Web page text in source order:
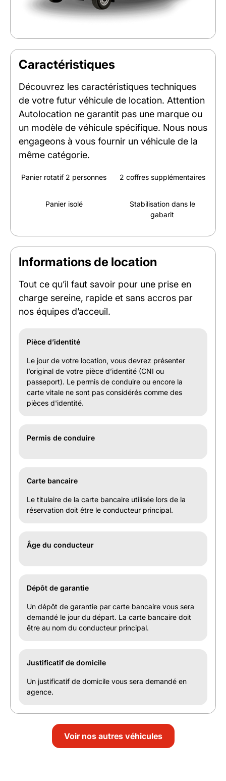
Caractéristiques
Découvrez les caractéristiques techniques
de votre futur véhicule de location. Attention
Autolocation ne garantit pas une marque ou
un modèle de véhicule spécifique. Nous nous
engageons à vous fournir un véhicule de la
même catégorie.
Panier rotatif 2 personnes 2 coffres supplémentaires
Panier isolé
Stabilisation dans le
gabarit
Informations de location
Tout ce qu’il faut savoir pour une prise en
charge sereine, rapide et sans accros par
nos équipes d’acceuil.
Pièce d’identité
Le jour de votre location, vous devrez présenter
l’original de votre pièce d’identité (CNI ou
passeport). Le permis de conduire ou encore la
carte vitale ne sont pas considérés comme des
pièces d'identité.
Permis de conduire
Carte bancaire
Le titulaire de la carte bancaire utilisée lors de la
réservation doit être le conducteur principal.
Âge du conducteur
Dépôt de garantie
Un dépôt de garantie par carte bancaire vous sera
demandé le jour du départ. La carte bancaire doit
être au nom du conducteur principal.
Justificatif de domicile
Un justificatif de domicile vous sera demandé en
agence.
Voir nos autres véhicules